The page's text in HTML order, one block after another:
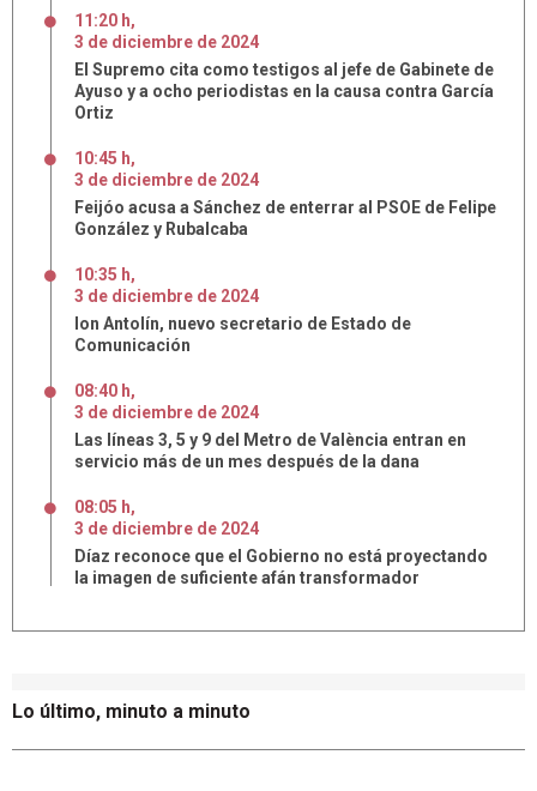
Lo último, minuto a minuto
11:20 h,
3 de diciembre de 2024
El Supremo cita como testigos al jefe de Gabinete de
Ayuso y a ocho periodistas en la causa contra García
Ortiz
10:45 h,
3 de diciembre de 2024
Feijóo acusa a Sánchez de enterrar al PSOE de Felipe
González y Rubalcaba
10:35 h,
3 de diciembre de 2024
Ion Antolín, nuevo secretario de Estado de
Comunicación
08:40 h,
3 de diciembre de 2024
Las líneas 3, 5 y 9 del Metro de València entran en
servicio más de un mes después de la dana
08:05 h,
3 de diciembre de 2024
Díaz reconoce que el Gobierno no está proyectando
la imagen de suficiente afán transformador